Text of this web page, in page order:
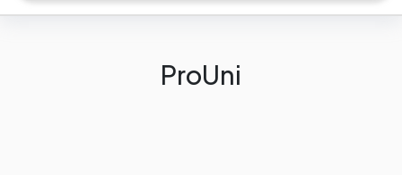
ProUni